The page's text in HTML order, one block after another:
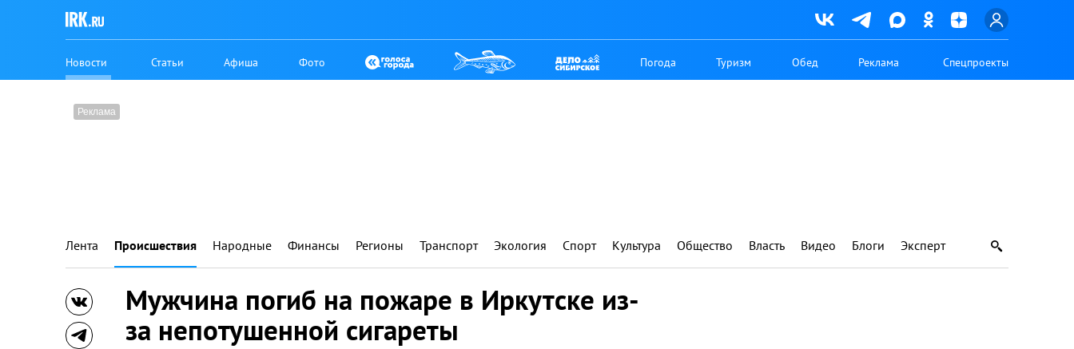
Новости Статьи Афиша Фото Погода Туризм Обед Реклама Спецпроекты
Лента Происшествия Народные Финансы Регионы Транспорт Экология Спорт Культура Общество Власть Видео Блоги Эксперт
Мужчина погиб на пожаре в Иркутске из-
за непотушенной сигареты